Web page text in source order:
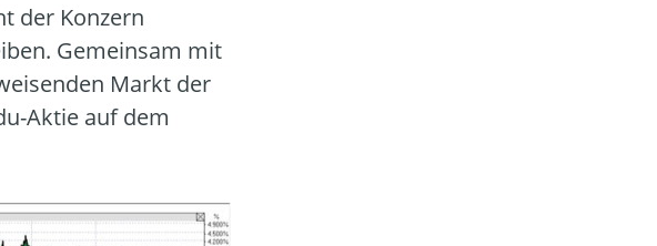
der Konzern
Gemeinsam mit
Markt der
Aktie auf dem